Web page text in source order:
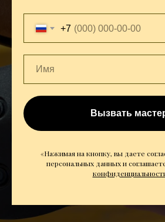
+7
Вызвать
«Нажимая на кнопку, вы даете
персональных данных и